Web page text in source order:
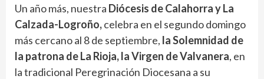
Un año más, nuestra Diócesis de Calahorra y La
Calzada-Logroño,celebra en el segundo domingo
más cercano al 8 de septiembre, la Solemnidad de
la patrona de La Rioja, la Virgen de Valvanera, en
la tradicional Peregrinación Diocesana a su